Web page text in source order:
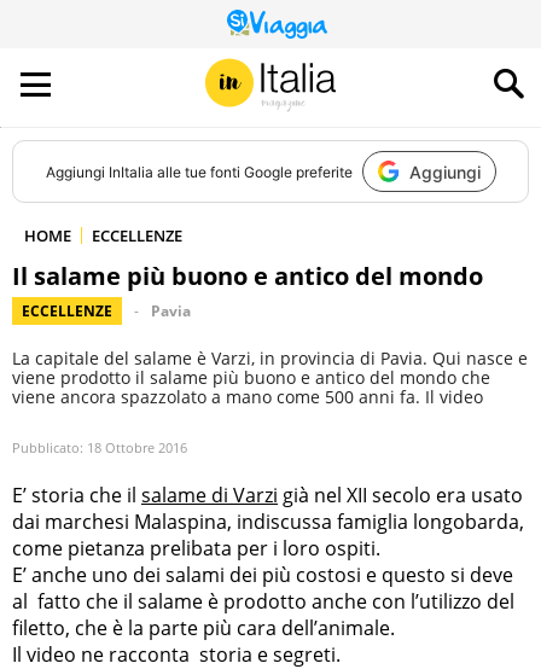
QUESTO
SITO
CONTRIBUISCE
ALL’AUDIENCE
DI
Aggiungi InItalia alle tue fonti Google preferite Aggiungi
HOME ECCELLENZE
Il salame più buono e antico del mondo
ECCELLENZE Pavia
La capitale del salame è Varzi, in provincia di Pavia. Qui nasce e
viene prodotto il salame più buono e antico del mondo che
viene ancora spazzolato a mano come 500 anni fa. Il video
Pubblicato: 18 Ottobre 2016
E’ storia che il salame di Varzi già nel XII secolo era usato
dai marchesi Malaspina, indiscussa famiglia longobarda,
come pietanza prelibata per i loro ospiti.
E’ anche uno dei salami dei più costosi e questo si deve
al fatto che il salame è prodotto anche con l’utilizzo del
filetto, che è la parte più cara dell’animale.
Il video ne racconta storia e segreti.